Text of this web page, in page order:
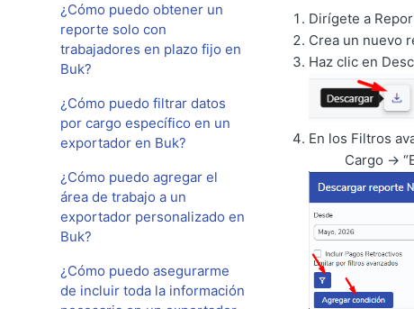
¿Cómo puedo obtener un
reporte solo con
trabajadores en plazo fijo en
Buk?
¿Cómo puedo filtrar datos
por cargo específico en un
exportador en Buk?
¿Cómo puedo agregar el
área de trabajo a un
exportador personalizado en
Buk?
¿Cómo puedo asegurarme
de incluir toda la información
Dirígete a
Crea un nuevo
Haz clic en
En los Filtros
Cargo →